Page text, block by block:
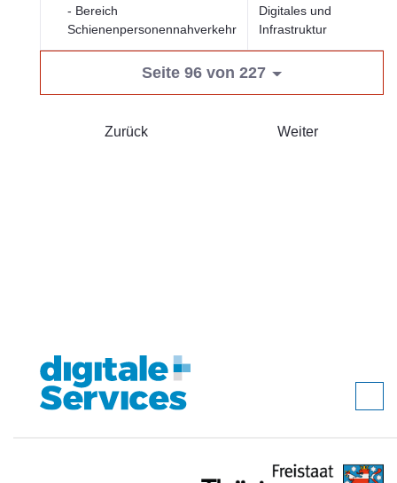
- Bereich
Schienenpersonennahverkehr
Digitales und
Infrastruktur
Seite 96 von 227
Zurück Weiter